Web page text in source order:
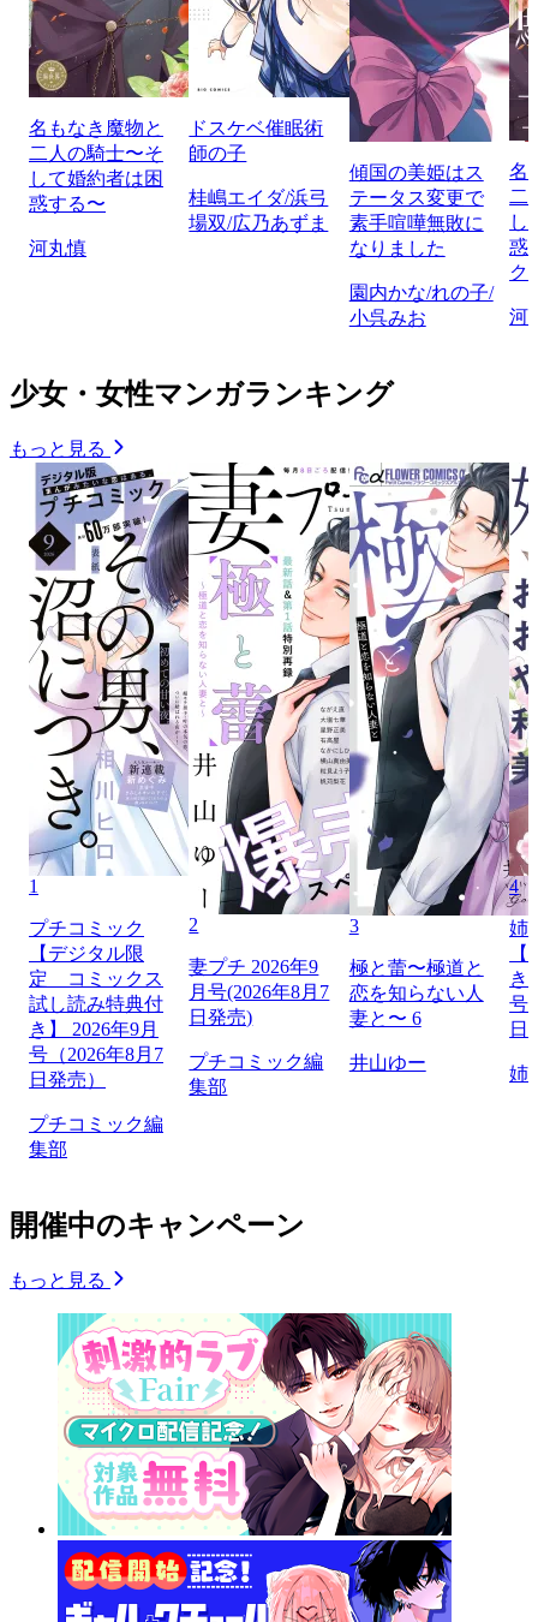
名もなき魔物と
二人の騎士〜そ
して婚約者は困
惑する〜
河丸慎
ドスケベ催眠術
師の子
桂嶋エイダ/浜弓
場双/広乃あずま
傾国の美姫はス
テータス変更で
素手喧嘩無敗に
なりました
園内かな/れの子/
小呉みお
名
二
し
惑
ク
河
少女・女性マンガランキング
もっと見る
1
プチコミック
【デジタル限
定 コミックス
試し読み特典付
き】 2026年9月
号（2026年8月7
日発売）
プチコミック編
集部
2
妻プチ 2026年9
月号(2026年8月7
日発売)
プチコミック編
集部
3
極と蕾〜極道と
恋を知らない人
妻と〜 6
井山ゆー
4
姉
き
号
日
姉
開催中のキャンペーン
もっと見る